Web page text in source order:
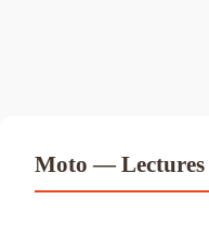
Moto — Lectures